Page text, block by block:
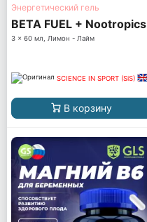
Энергетический гель
BETA FUEL + Nootropics
3 x 60 мл, Лимон - Лайм
SCIENCE IN SPORT (SiS)
В корзину